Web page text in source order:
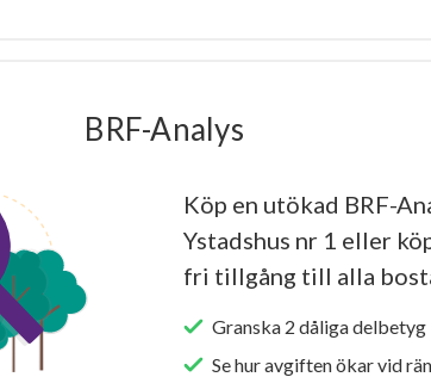
BRF-Analys
Köp en utökad BRF-
Ystadshus nr 1 eller
fri tillgång till alla
Granska 2 dåliga
Se hur avgiften ökar vid